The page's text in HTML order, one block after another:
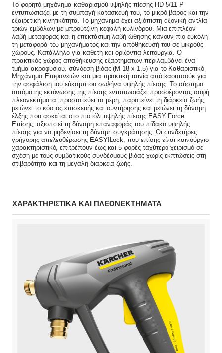
Το φορητό μηχάνημα καθαρισμού υψηλής πίεσης HD 5/11 P
εντυπωσιάζει με τη συμπαγή κατασκευή του, το μικρό βάρος και την
εξαιρετική κινητικότητα. Το μηχάνημα έχει αξιόπιστη αξονική αντλία
τριών εμβόλων με μπρούτζινη κεφαλή κυλίνδρου. Μια επιπλέον
λαβή μεταφοράς και η επεκτάσιμη λαβή ώθησης κάνουν πιο εύκολη
τη μεταφορά του μηχανήματος και την αποθήκευσή του σε μικρούς
χώρους. Κατάλληλο για κάθετη και οριζόντια λειτουργία. Ο
πρακτικός χώρος αποθήκευσης εξαρτημάτων περιλαμβάνει ένα
τμήμα ακροφυσίου, σύνδεση βίδας (M 18 x 1,5) για το Καθαριστικό
Μηχάνημα Επιφανειών και μια πρακτική ταινία από καουτσούκ για
την ασφάλιση του εύκαμπτου σωλήνα υψηλής πίεσης. Το σύστημα
αυτόματης εκτόνωσης της πίεσης εντυπωσιάζει προσφέροντας σαφή
πλεονεκτήματα: προστατεύει τα μέρη, παρατείνει τη διάρκεια ζωής,
μειώνει το κόστος επισκευής και συντήρησης και μειώνει τη δύναμη
έλξης που ασκείται στο πιστόλι υψηλής πίεσης EASY!Force.
Επίσης, αξιοποιεί τη δύναμη επαναφοράς του πίδακα υψηλής
πίεσης για να μηδενίσει τη δύναμη συγκράτησης. Οι συνδετήρες
γρήγορης απελευθέρωσης EASY!Lock, που επίσης είναι καινούργιο
χαρακτηριστικό, επιτρέπουν έως και 5 φορές ταχύτερο χειρισμό σε
σχέση με τους συμβατικούς συνδέσμους βίδας χωρίς εκπτώσεις στη
στιβαρότητα και τη μεγάλη διάρκεια ζωής.
ΧΑΡΑΚΤΗΡΙΣΤΙΚΑ ΚΑΙ ΠΛΕΟΝΕΚΤΗΜΑΤΑ